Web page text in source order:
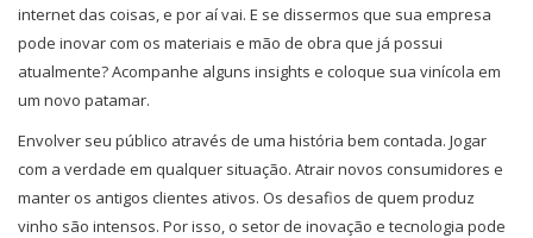
internet das coisas, e por aí vai. E se dissermos que sua empresa
pode inovar com os materiais e mão de obra que já possui
atualmente? Acompanhe alguns insights e coloque sua vinícola em
um novo patamar.
Envolver seu público através de uma história bem contada. Jogar
com a verdade em qualquer situação. Atrair novos consumidores e
manter os antigos clientes ativos. Os desafios de quem produz
vinho são intensos. Por isso, o setor de inovação e tecnologia pode